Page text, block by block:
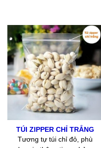
TÚI ZIPPER CHỈ TRẮNG
Tương tự túi chỉ đỏ, phù